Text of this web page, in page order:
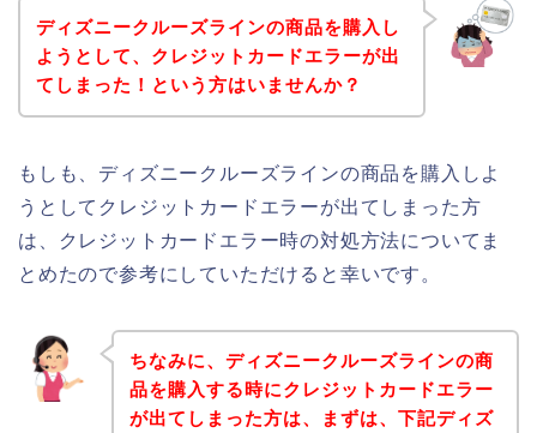
ディズニークルーズラインの商品を購入し
ようとして、クレジットカードエラーが出
てしまった！という方はいませんか？
もしも、ディズニークルーズラインの商品を購入しよ
うとしてクレジットカードエラーが出てしまった方
は、クレジットカードエラー時の対処方法についてま
とめたので参考にしていただけると幸いです。
ちなみに、ディズニークルーズラインの商
品を購入する時にクレジットカードエラー
が出てしまった方は、まずは、下記ディズ